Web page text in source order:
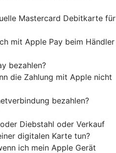
Mastercard Debitkarte für
mit Apple Pay beim Händler
bezahlen?
die Zahlung mit Apple nicht
bezahlen?
Diebstahl oder Verkauf
digitalen Karte tun?
ich mein Apple Gerät